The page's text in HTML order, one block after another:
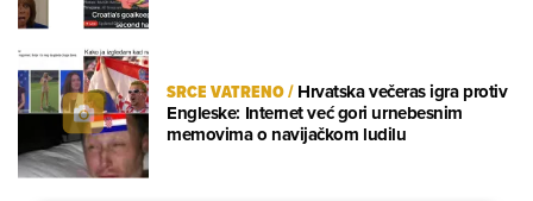
SRCE VATRENO/Hrvatska večeras igra protiv
Engleske: Internet već gori urnebesnim
memovima o navijačkom ludilu